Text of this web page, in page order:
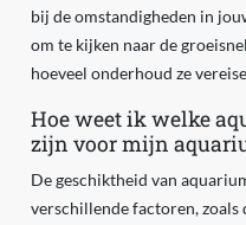
bij de omstandigheden in
om te kijken naar de
hoeveel onderhoud ze
Hoe weet ik welke
zijn voor mijn
De geschiktheid van
verschillende factoren, zoals